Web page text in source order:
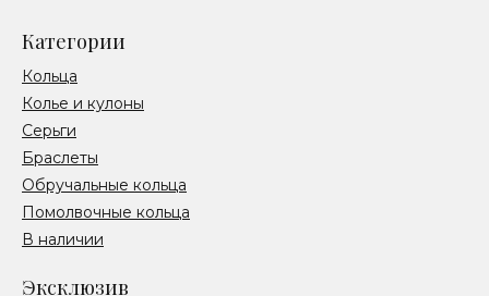
Эксклюзив
Категории
Помолвочные кольца
Обручальные кольца
Браслеты
Серьги
Колье и кулоны
Кольца
В наличии